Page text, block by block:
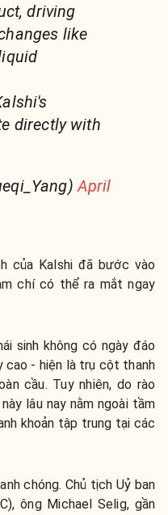
driving
like
directly with
April
của Kalshi đã bước vào
chí có thể ra mắt ngay
sinh không có ngày đáo
cao - hiện là trụ cột thanh
cầu. Tuy nhiên, do rào
lâu nay nằm ngoài tầm
khoản tập trung tại các
chóng. Chủ tịch Uỷ ban
ông Michael Selig, gần